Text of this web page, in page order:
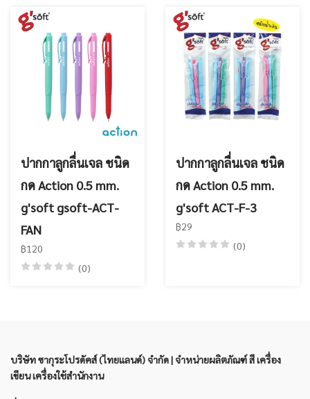
ปากกาลูกลื่นเจล ชนิด
กด Action 0.5 mm.
g'soft gsoft-ACT-
FAN
฿120
(0)
ปากกาลูกลื่นเจล ชนิด
กด Action 0.5 mm.
g'soft ACT-F-3
฿29
(0)
บริษัท ซากุระโปรดัคส์ (ไทยแลนด์) จำกัด | จำหน่ายผลิตภัณฑ์ สี เครื่อง
เขียน เครื่องใช้สำนักงาน